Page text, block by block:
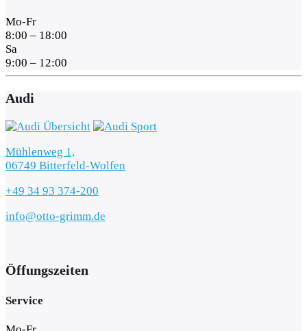
Mo-Fr
8:00 – 18:00
Sa
9:00 – 12:00
Audi
Mühlenweg 1,
06749 Bitterfeld-Wolfen
+49 34 93 374-200
info@otto-grimm.de
Öffungszeiten
Service